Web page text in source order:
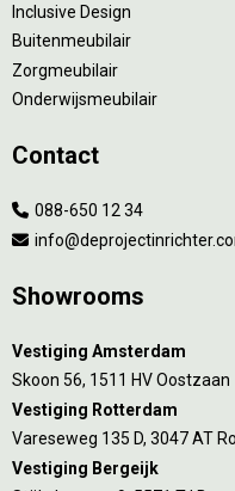
Inclusive Design
Buitenmeubilair
Zorgmeubilair
Onderwijsmeubilair
Contact
088-650 12 34
Showrooms
Vestiging Amsterdam
Skoon 56, 1511 HV Oostzaan
Vestiging Rotterdam
Vareseweg 135 D, 3047 AT
Vestiging Bergeijk